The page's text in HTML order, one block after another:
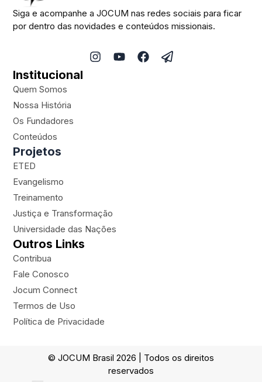
Siga e acompanhe a JOCUM nas redes sociais para ficar
por dentro das novidades e conteúdos missionais.
I
n
Y
o
F
a
P
a
Institucional
Quem Somos
Nossa História
Os Fundadores
Conteúdos
Projetos
ETED
Evangelismo
Treinamento
Justiça e Transformação
Universidade das Nações
Outros Links
Contribua
Fale Conosco
Jocum Connect
Termos de Uso
Política de Privacidade
© JOCUM Brasil 2026 | Todos os direitos
reservados